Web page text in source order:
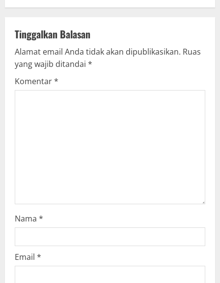
u
e
R
g
Tinggalkan Balasan
Alamat email Anda tidak akan dipublikasikan. Ruas
yang wajib ditandai *
Komentar*
Nama *
Email *